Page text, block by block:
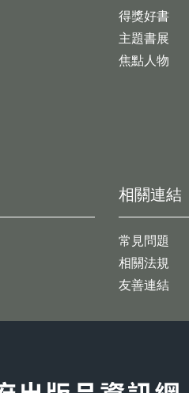
得獎好書
主題書展
焦點人物
相關連結
常見問題
相關法規
友善連結